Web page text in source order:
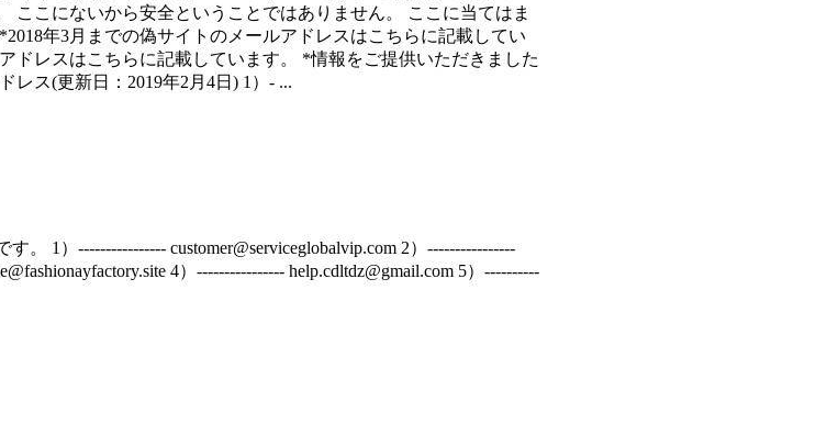
ここにないから安全ということではありません。 ここに当てはま
年3月までの偽サイトのメールアドレスはこちらに記載してい
ドレスはこちらに記載しています。 *情報をご提供いただきました
レス(更新日：2019年2月4日) 1）- ...
。 1）---------------- customer@serviceglobalvip.com 2）----------------
4）---------------- help.cdltdz@gmail.com 5）----------